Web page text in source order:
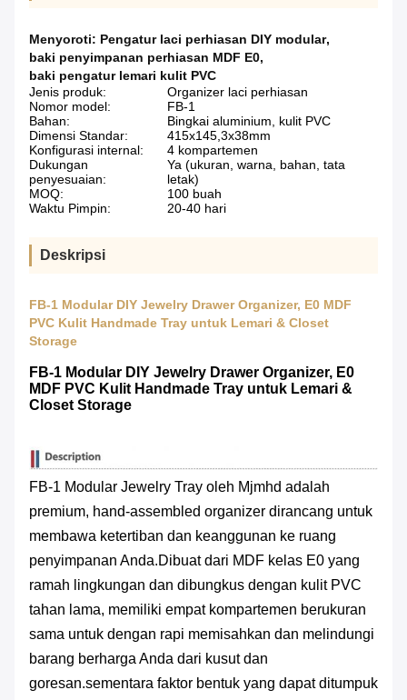
Menyoroti: Pengatur laci perhiasan DIY modular,
baki penyimpanan perhiasan MDF E0,
baki pengatur lemari kulit PVC
Jenis produk:
Organizer laci perhiasan
Nomor model:
FB-1
Bahan:
Bingkai aluminium, kulit PVC
Dimensi Standar:
415x145,3x38mm
Konfigurasi internal:
4 kompartemen
Dukungan
penyesuaian:
Ya (ukuran, warna, bahan, tata
letak)
MOQ:
100 buah
Waktu Pimpin:
20-40 hari
Deskripsi
FB-1 Modular DIY Jewelry Drawer Organizer, E0 MDF
PVC Kulit Handmade Tray untuk Lemari & Closet
Storage
FB-1 Modular DIY Jewelry Drawer Organizer, E0
MDF PVC Kulit Handmade Tray untuk Lemari &
Closet Storage
FB-1 Modular Jewelry Tray oleh Mjmhd adalah
premium, hand-assembled organizer dirancang untuk
membawa ketertiban dan keanggunan ke ruang
penyimpanan Anda.Dibuat dari MDF kelas E0 yang
ramah lingkungan dan dibungkus dengan kulit PVC
tahan lama, memiliki empat kompartemen berukuran
sama untuk dengan rapi memisahkan dan melindungi
barang berharga Anda dari kusut dan
goresan.sementara faktor bentuk yang dapat ditumpuk